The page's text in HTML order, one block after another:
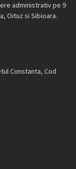
administrativ pe 9
Oituz si Sibioara.
Constanta, Cod